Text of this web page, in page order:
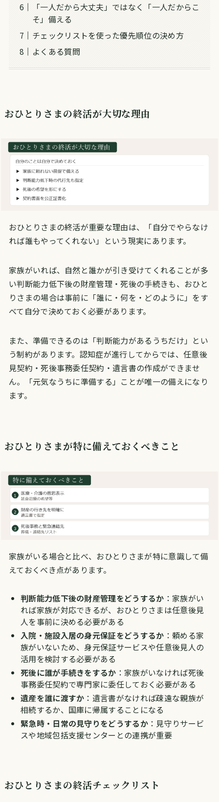
「一人だから大丈夫」ではなく「一人だからこ
そ」備える
チェックリストを使った優先順位の決め方
よくある質問
おひとりさまの終活が大切な理由
おひとりさまの終活が重要な理由は、「自分でやらなけ
れば誰もやってくれない」という現実にあります。
家族がいれば、自然と誰かが引き受けてくれることが多
い判断能力低下後の財産管理・死後の手続きも、おひと
りさまの場合は事前に「誰に・何を・どのように」をす
べて自分で決めておく必要があります。
また、準備できるのは「判断能力があるうちだけ」とい
う制約があります。認知症が進行してからでは、任意後
見契約・死後事務委任契約・遺言書の作成ができませ
ん。「元気なうちに準備する」ことが唯一の備えになり
ます。
おひとりさまが特に備えておくべきこと
家族がいる場合と比べ、おひとりさまが特に意識して備
えておくべき点があります。
判断能力低下後の財産管理をどうするか ：家族がい
れば家族が対応できるが、おひとりさまは任意後見
人を事前に決める必要がある
入院・施設入居の身元保証をどうするか ：頼める家
族がいないため、身元保証サービスや任意後見人の
活用を検討する必要がある
死後に誰が手続きをするか ：家族がいなければ死後
事務委任契約で専門家に委任しておく必要がある
遺産を誰に渡すか ：遺言書がなければ疎遠な親族が
相続するか、国庫に帰属することになる
緊急時・日常の見守りをどうするか ：見守りサービ
スや地域包括支援センターとの連携が重要
おひとりさまの終活チェックリスト